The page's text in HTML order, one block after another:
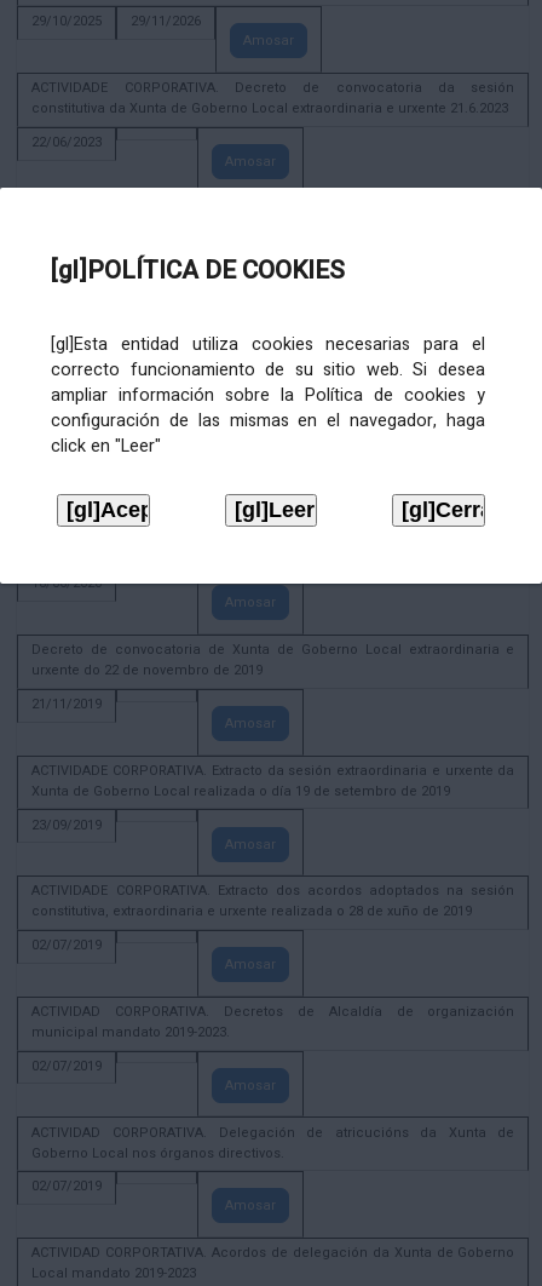
[gl]POLÍTICA DE COOKIES
[gl]Esta entidad utiliza cookies necesarias para el
correcto funcionamiento de su sitio web. Si desea
ampliar información sobre la Política de cookies y
configuración de las mismas en el navegador, haga
click en "Leer"
29/10/2025
29/11/2026
Amosar
ACTIVIDADE CORPORATIVA. Decreto de convocatoria da sesión
constitutiva da Xunta de Goberno Local extraordinaria e urxente 21.6.2023
22/06/2023
Amosar
Amosar
28/12/2020
Amosar
ACTIVIDADE CORPORATIVA. Extracto do Pleno ordinario de data 2.7.2020
ACTIVIDADE CORPORATIVA. Extracto da Xunta de Goberno Local de 17 de
18/06/2020
Amosar
Decreto de convocatoria de Xunta de Goberno Local extraordinaria e
urxente do 22 de novembro de 2019
21/11/2019
Amosar
ACTIVIDADE CORPORATIVA. Extracto da sesión extraordinaria e urxente da
Xunta de Goberno Local realizada o día 19 de setembro de 2019
23/09/2019
Amosar
ACTIVIDADE CORPORATIVA. Extracto dos acordos adoptados na sesión
constitutiva, extraordinaria e urxente realizada o 28 de xuño de 2019
02/07/2019
Amosar
ACTIVIDAD CORPORATIVA. Decretos de Alcaldía de organización
municipal mandato 2019-2023.
02/07/2019
Amosar
ACTIVIDAD CORPORATIVA. Delegación de atricucións da Xunta de
Goberno Local nos órganos directivos.
02/07/2019
Amosar
ACTIVIDAD CORPORTATIVA. Acordos de delegación da Xunta de Goberno
Local mandato 2019-2023